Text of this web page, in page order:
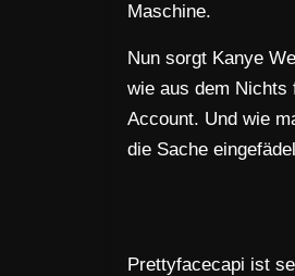
Maschine.
Nun sorgt Kanye
wie aus dem Nichts
Account. Und wie
die Sache
Prettyfacecapi ist